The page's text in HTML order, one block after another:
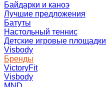
Байдарки и каноэ
Лучшие предложения
Батуты
Настольный теннис
Детские игровые площадки
Visbody
Бренды
VictoryFit
Visbody